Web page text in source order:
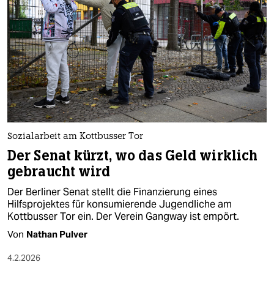
Sozialarbeit am Kottbusser Tor
Der Senat kürzt, wo das Geld wirklich
gebraucht wird
Der Berliner Senat stellt die Finanzierung eines
Hilfsprojektes für konsumierende Jugendliche am
Kottbusser Tor ein. Der Verein Gangway ist empört.
Von Nathan Pulver
4.2.2026